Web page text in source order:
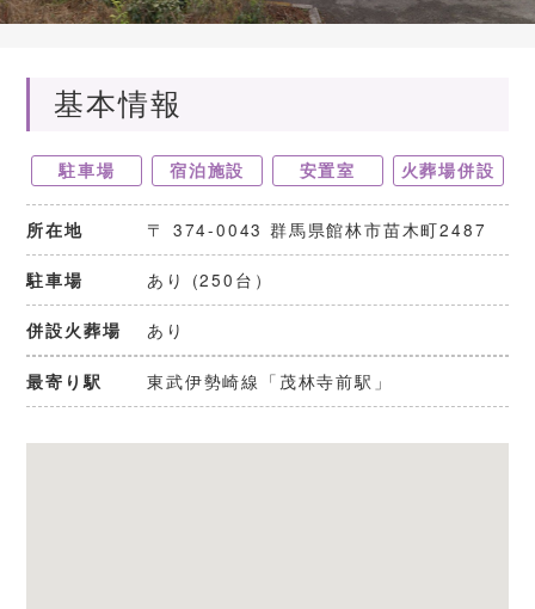
基本情報
駐車場 宿泊施設 安置室 火葬場併設
所在地 〒 374-0043 群馬県館林市苗木町2487
駐車場 あり (250台）
併設火葬場 あり
最寄り駅 東武伊勢崎線「茂林寺前駅」